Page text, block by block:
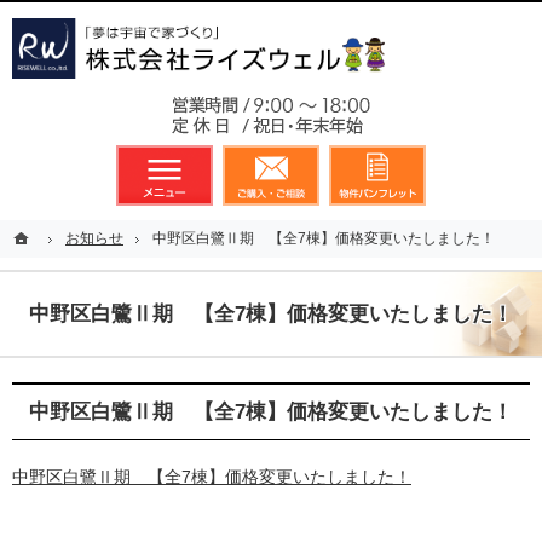
ホームお知らせ 中野区白鷺Ⅱ期 【全7棟】価格変更いたしました！
中野区白鷺Ⅱ期 【全7棟】価格変更いたしました！
中野区白鷺Ⅱ期 【全7棟】価格変更いたしました！
中野区白鷺Ⅱ期 【全7棟】価格変更いたしました！
メニュー 資料請求・お問合せ
ホームお知らせ 中野区白鷺Ⅱ期 【全7棟】価格変更いたしました！